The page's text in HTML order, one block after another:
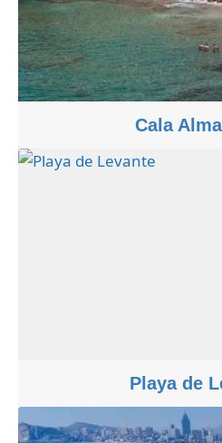
Cala
Playa de